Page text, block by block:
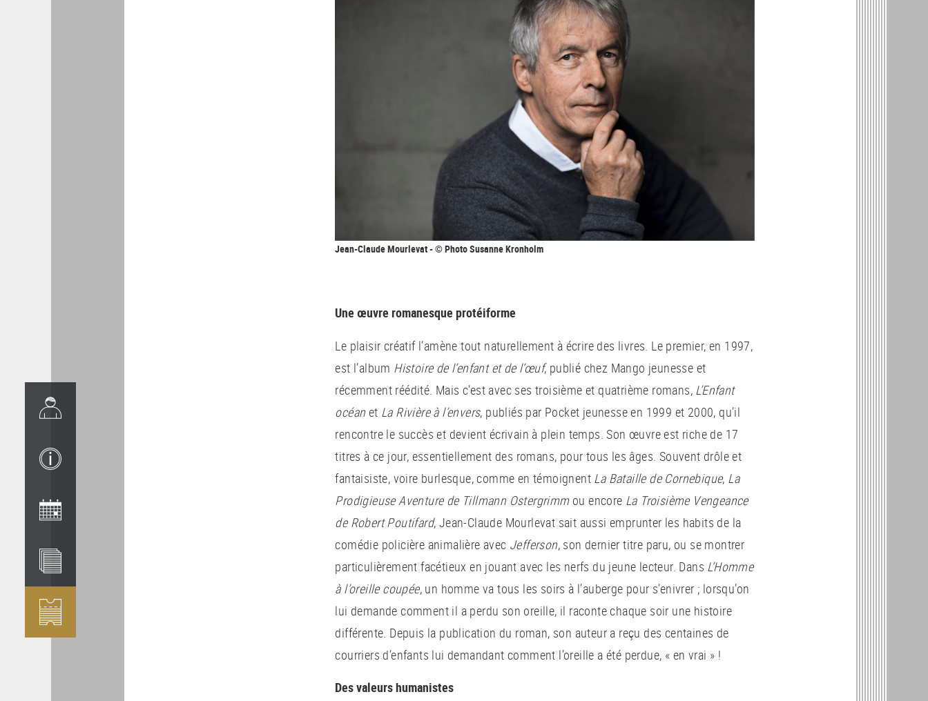
Jean-Claude Mourlevat - © Photo Susanne Kronholm
Une œuvre romanesque protéiforme
Le plaisir créatif l’amène tout naturellement à écrire des livres. Le premier, en 1997,
est l’album Histoire de l’enfant et de l’œuf, publié chez Mango jeunesse et
récemment réédité. Mais c’est avec ses troisième et quatrième romans, L’Enfant
océan et La Rivière à l’envers, publiés par Pocket jeunesse en 1999 et 2000, qu’il
rencontre le succès et devient écrivain à plein temps. Son œuvre est riche de 17
titres à ce jour, essentiellement des romans, pour tous les âges. Souvent drôle et
fantaisiste, voire burlesque, comme en témoignent La Bataille de Cornebique, La
Prodigieuse Aventure de Tillmann Ostergrimmou encore La Troisième Vengeance
de Robert Poutifard, Jean-Claude Mourlevat sait aussi emprunter les habits de la
comédie policière animalière avec Jefferson, son dernier titre paru, ou se montrer
particulièrement facétieux en jouant avec les nerfs du jeune lecteur. Dans L’Homme
à l’oreille coupée, un homme va tous les soirs à l’auberge pour s’enivrer ; lorsqu’on
lui demande comment il a perdu son oreille, il raconte chaque soir une histoire
différente. Depuis la publication du roman, son auteur a reçu des centaines de
courriers d’enfants lui demandant comment l’oreille a été perdue, « en vrai » !
Des valeurs humanistes